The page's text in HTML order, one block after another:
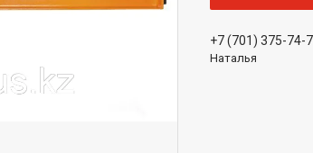
+7 (701) 375-74-
Наталья